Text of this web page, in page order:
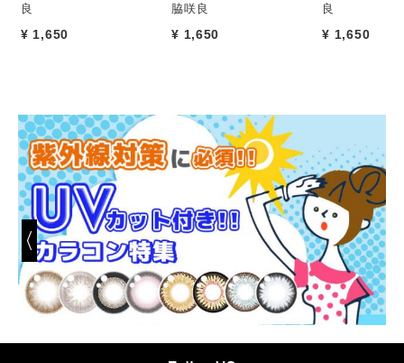
良
¥ 1,650
脇咲良
¥ 1,650
良
¥ 1,650